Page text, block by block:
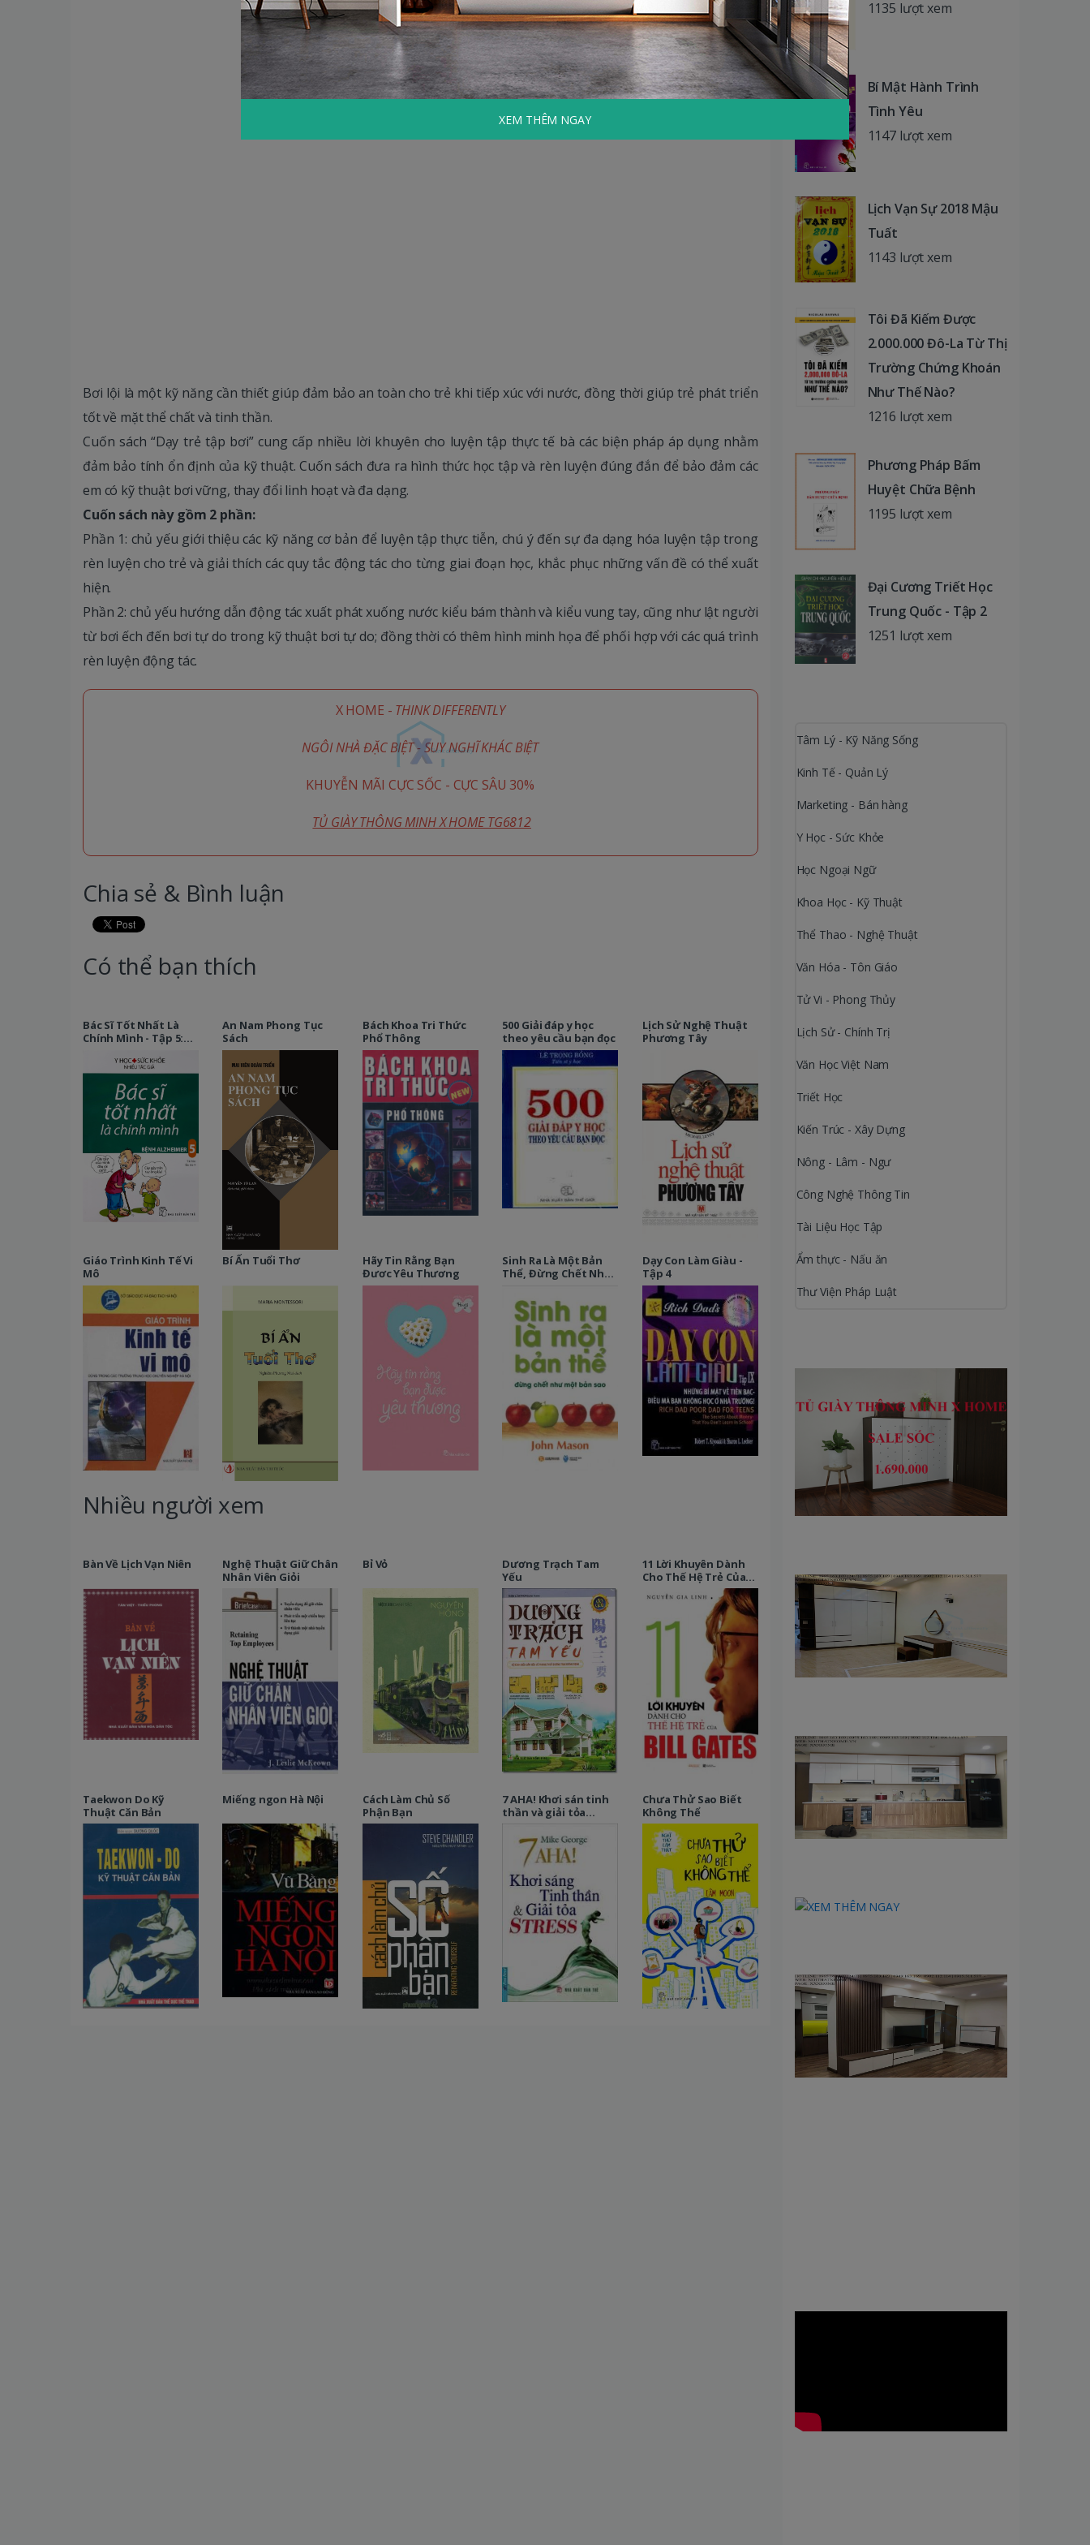
Bơi lội là một kỹ năng cần thiết giúp đảm bảo an toàn cho trẻ khi tiếp xúc với nước, đồng thời giúp trẻ phát triển
tốt về mặt thể chất và tinh thần.
Cuốn sách “Dạy trẻ tập bơi” cung cấp nhiều lời khuyên cho luyện tập thực tế bà các biện pháp áp dụng nhằm
đảm bảo tính ổn định của kỹ thuật. Cuốn sách đưa ra hình thức học tập và rèn luyện đúng đắn để bảo đảm các
em có kỹ thuật bơi vững, thay đổi linh hoạt và đa dạng.
Cuốn sách này gồm 2 phần:
Phần 1: chủ yếu giới thiệu các kỹ năng cơ bản để luyện tập thực tiễn, chú ý đến sự đa dạng hóa luyện tập trong
rèn luyện cho trẻ và giải thích các quy tắc động tác cho từng giai đoạn học, khắc phục những vấn đề có thể xuất
hiện.
Phần 2: chủ yếu hướng dẫn động tác xuất phát xuống nước kiểu bám thành và kiểu vung tay, cũng như lật người
từ bơi ếch đến bơi tự do trong kỹ thuật bơi tự do; đồng thời có thêm hình minh họa để phối hợp với các quá trình
rèn luyện động tác.
X HOME - THINK DIFFERENTLY
NGÔI NHÀ ĐẶC BIỆT - SUY NGHĨ KHÁC BIỆT
KHUYỄN MÃI CỰC SỐC - CỰC SÂU 30%
TỦ GIÀY THÔNG MINH X HOME TG6812
Chia sẻ & Bình luận
Có thể bạn thích
Bác Sĩ Tốt Nhất Là
Chính Mình - Tập 5:
An Nam Phong Tục
Sách
Bách Khoa Tri Thức
Phổ Thông
500 Giải đáp y học
theo yêu cầu bạn đọc
Lịch Sử Nghệ Thuật
Phương Tây
Giáo Trình Kinh Tế Vi
Mô
Bí Ẩn Tuổi Thơ
Hãy Tin Rằng Bạn
Đươc Yêu Thương
Sinh Ra Là Một Bản
Thể, Đừng Chết Như
Dạy Con Làm Giàu -
Tập 4
Nhiều người xem
Bàn Về Lịch Vạn Niên
Nghệ Thuật Giữ Chân
Nhân Viên Giỏi
Bỉ Vỏ
Dương Trạch Tam
Yếu
11 Lời Khuyên Dành
Cho Thế Hệ Trẻ Của
Taekwon Do Kỹ
Thuật Căn Bản
Miếng ngon Hà Nội
Cách Làm Chủ Số
Phận Bạn
7 AHA! Khơi sán tinh
thần và giải tỏa
Stress
Chưa Thử Sao Biết
Không Thể
1135 lượt xem
Bí Mật Hành Trình
Tình Yêu
1147 lượt xem
Lịch Vạn Sự 2018 Mậu
Tuất
1143 lượt xem
Tôi Đã Kiếm Được
2.000.000 Đô-La Từ Thị
Trường Chứng Khoán
Như Thế Nào?
1216 lượt xem
Phương Pháp Bấm
Huyệt Chữa Bệnh
1195 lượt xem
Đại Cương Triết Học
Trung Quốc - Tập 2
1251 lượt xem
Tâm Lý - Kỹ Năng Sống
Kinh Tế - Quản Lý
Marketing - Bán hàng
Y Học - Sức Khỏe
Học Ngoại Ngữ
Khoa Học - Kỹ Thuật
Thể Thao - Nghệ Thuật
Văn Hóa - Tôn Giáo
Tử Vi - Phong Thủy
Lịch Sử - Chính Trị
Văn Học Việt Nam
Triết Học
Kiến Trúc - Xây Dựng
Nông - Lâm - Ngư
Công Nghệ Thông Tin
Tài Liệu Học Tập
Ẩm thực - Nấu ăn
Thư Viện Pháp Luật
XEM THÊM NGAY